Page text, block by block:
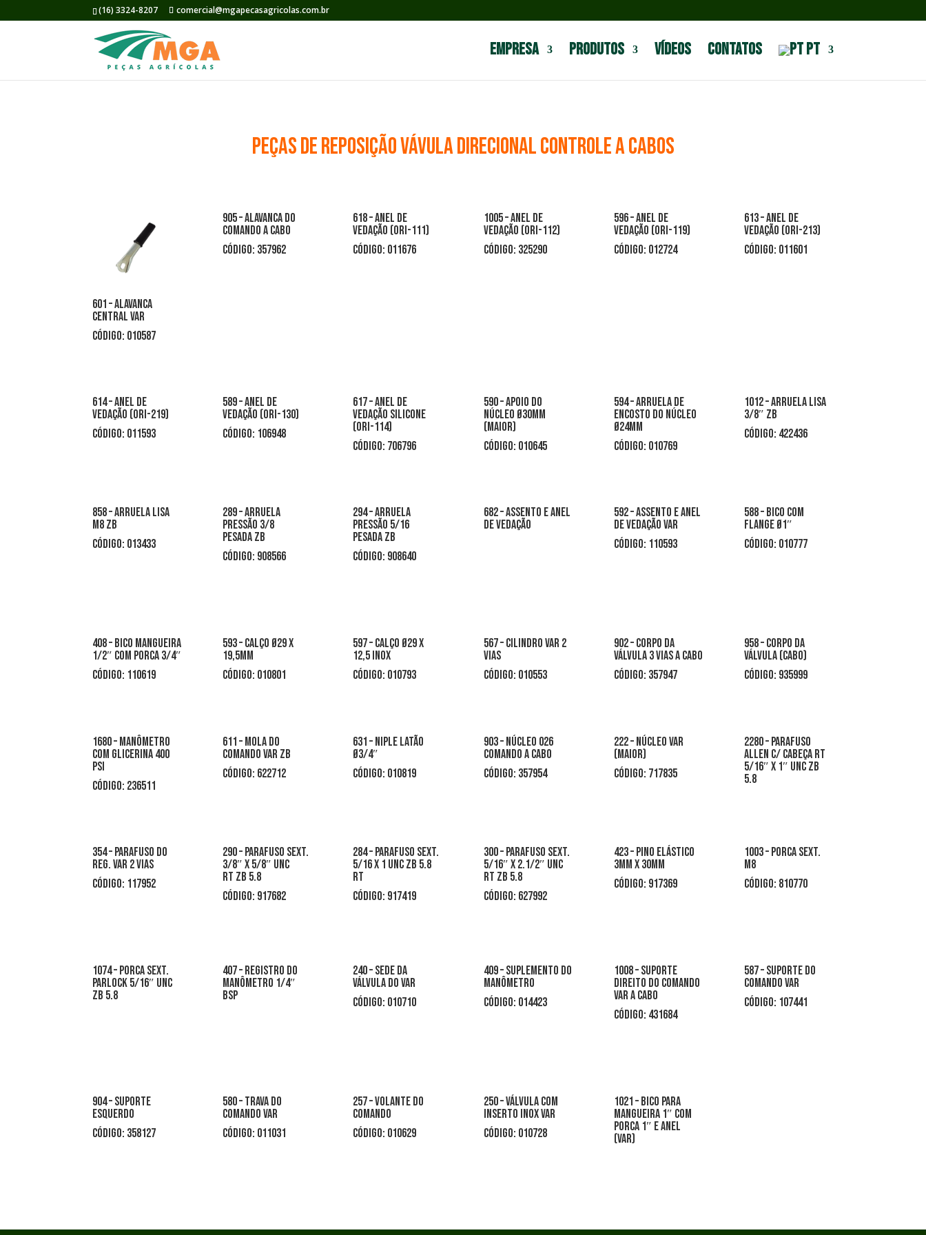
(16) 3324-8207 comercial@mgapecasagricolas.com.br
Empresa Produtos Vídeos Contatos PT
PEÇAS DE REPOSIÇÃO VÁVULA DIRECIONAL CONTROLE A CABOS
601 – ALAVANCA
CENTRAL VAR
CÓDIGO: 010587
905 – ALAVANCA DO
COMANDO A CABO
CÓDIGO: 357962
618 – anel de
vedação (ori-111)
CÓDIGO: 011676
1005 – anel de
vedação (ori-112)
CÓDIGO: 325290
596 – ANEL DE
VEDAÇÃO (ORI-119)
CÓDIGO: 012724
613 – ANEL DE
VEDAÇÃO (ORI-213)
CÓDIGO: 011601
614 – ANEL DE
VEDAÇÃO (ORI-219)
CÓDIGO: 011593
589 – ANEL DE
VEDAÇÃO (ORI-130)
CÓDIGO: 106948
617 – ANEL DE
VEDAÇÃO SILICONE
(ORI-114)
CÓDIGO: 706796
590 – apoio do
núcleo Ø30mm
(maior)
CÓDIGO: 010645
594 – arruela de
encosto do núcleo
Ø24mm
CÓDIGO: 010769
1012 – arruela lisa
3/8″ zb
CÓDIGO: 422436
858 – arruela lisa
m8 zb
CÓDIGO: 013433
289 – arruela
pressão 3/8
pesada zb
CÓDIGO: 908566
294 – arruela
pressão 5/16
pesada zb
CÓDIGO: 908640
682 – assento e anel
de vedação
592 – assento e anel
de vedação var
CÓDIGO: 110593
588 – bico com
flange Ø1″
CÓDIGO: 010777
408 – bico mangueira
1/2″ com porca 3/4″
CÓDIGO: 110619
593 – calço Ø29 x
19,5mm
CÓDIGO: 010801
597 – calço Ø29 x
12,5 inox
CÓDIGO: 010793
567 – cilindro var 2
vias
código: 010553
902 – corpo da
válvula 3 vias a cabo
CÓDIGO: 357947
958 – corpo da
válvula (cabo)
CÓDIGO: 935999
1680 – manômetro
com glicerina 400
psi
CÓDIGO: 236511
611 – mola do
comando var zb
CÓDIGO: 622712
631 – niple latão
Ø3/4″
CÓDIGO: 010819
903 – núcleo 026
comando a cabo
CÓDIGO: 357954
222 – núcleo var
(maior)
código: 717835
2280 – parafuso
allen c/ cabeça rt
5/16″ x 1″ unc zb
5.8
354 – parafuso do
reg. var 2 vias
CÓDIGO: 117952
290 – parafuso sext.
3/8″ x 5/8″ unc
rt zb 5.8
CÓDIGO: 917682
284 – parafuso sext.
5/16 x 1 unc zb 5.8
rt
CÓDIGO: 917419
300 – parafuso sext.
5/16″ x 2.1/2″ unc
rt zb 5.8
CÓDIGO: 627992
423 – pino elástico
3mm x 30mm
CÓDIGO: 917369
1003 – porca sext.
m8
CÓDIGO: 810770
1074 – porca sext.
parlock 5/16″ unc
zb 5.8
407 – registro do
manômetro 1/4″
bsp
240 – sede da
válvula do var
CÓDIGO: 010710
409 – suplemento do
manômetro
CÓDIGO: 014423
1008 – suporte
direito do comando
var a cabo
CÓDIGO: 431684
587 – suporte do
comando var
CÓDIGO: 107441
904 – suporte
esquerdo
código: 358127
580 – trava do
comando var
código: 011031
257 – volante do
comando
CÓDIGO: 010629
250 – válvula com
inserto inox var
CÓDIGO: 010728
1021 – bico para
mangueira 1″ com
porca 1″ e anel
(VAR)